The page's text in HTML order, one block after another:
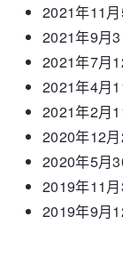
2021年11
2021年9月
2021年7月
2021年4月
2021年2月
2020年12
2020年5月
2019年11
2019年9月